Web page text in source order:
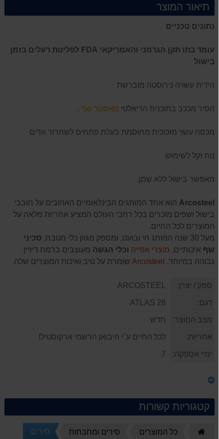
תיאור המוצר
נתונים טכניים
עומד בתו תקן הגרמני והאמריקאי FDA לפליטת רעלים בזמן
בישול
הידית עשויה נירוסטה מוברשת
הסיר מככב בתוכנית הריאלטי מאסטר שף .
מכסה עשוי מזכוכית מחוסמת בעלת פתחים לשחרור אדים
נוח וקל לשימוש
מאפשר בישול ללא שמן.
Arcosteel הוא אחד המותגים הבינלאומיים האהובים על חובבי
בישול ושפים מוכרים בכל רחבי העולם המציע אחריות מלאה על
המוצרים לכל החיים.
מעל 30 שנה המותג חי ובועט, ומספק מגוון כלי מטבח,
סכיני
שף איכותיים, מוצרי אפייה וכלי הגשה מעוצבים ברמת דיזיין
גבוהה במיוחד.
Arcosteel שומרת על טיב ואיכות המוצרים שלה.
ספק / יצרן:
דגם:
מצב המוצר: חדש
אחריות: לכל החיים ע''י היבואן הרשמי ארקוסטיל!
ימיי אספקה:
קטגוריות קשורות
כל המוצרים סירים ומחבתות סירים